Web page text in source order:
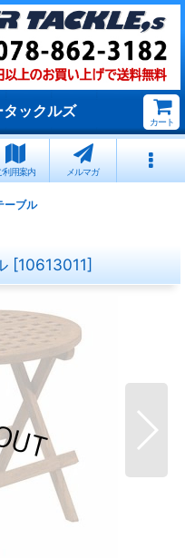
タックルズ
カート
利用案内 メルマガ
ーブル
[10613011]